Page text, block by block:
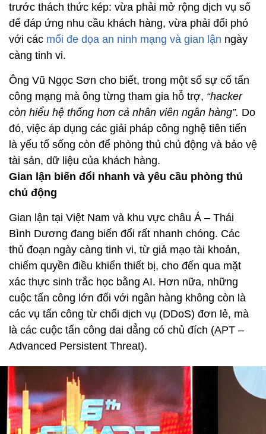
trước thách thức kép: vừa phải mở rộng dịch vụ số
để đáp ứng nhu cầu khách hàng, vừa phải đối phó
với các mối đe dọa an ninh mạng và gian lận ngày
càng tinh vi.
Ông Vũ Ngọc Sơn cho biết, trong một số sự cố tấn
công mạng mà ông từng tham gia hỗ trợ, “hacker
còn hiểu hệ thống hơn cả nhân viên ngân hàng”. Do
đó, việc áp dụng các giải pháp công nghệ tiên tiến
là yếu tố sống còn để phòng thủ chủ động và bảo vệ
tài sản, dữ liệu của khách hàng.
Gian lận biến đổi nhanh và yêu cầu phòng thủ
chủ động
Gian lận tại Việt Nam và khu vực châu Á – Thái
Bình Dương đang biến đổi rất nhanh chóng. Các
thủ đoạn ngày càng tinh vi, từ giả mạo tài khoản,
chiếm quyền điều khiển thiết bị, cho đến qua mặt
xác thực sinh trắc học bằng AI. Hơn nữa, những
cuộc tấn công lớn đối với ngân hàng không còn là
các vụ tấn công từ chối dịch vụ (DDoS) đơn lẻ, mà
là các cuộc tấn công dai dẳng có chủ đích (APT –
Advanced Persistent Threat).